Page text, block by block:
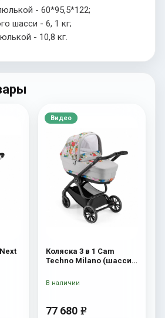
- 60*95,5*122;
шасси - 6, 1 кг;
- 10,8 кг.
Видео
Коляска 3 в 1 Cam
Techno Milano (шасси
77 680 e
В наличии